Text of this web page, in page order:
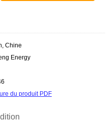
Chine
Energy
du produit PDF